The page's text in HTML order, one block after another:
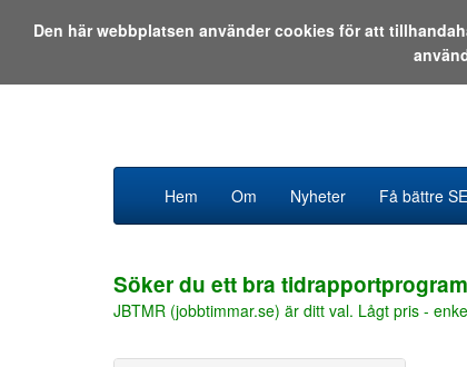
Hem Om Nyheter Få bättre
Söker du ett bra
JBTMR (jobbtimmar.se) är ditt val. Lågt pris -
Den här webbplatsen använder cookies för att